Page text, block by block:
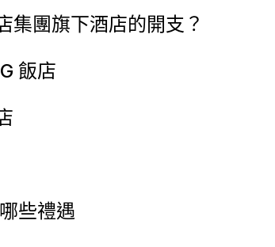
集團旗下酒店的開支？
飯店
些禮遇